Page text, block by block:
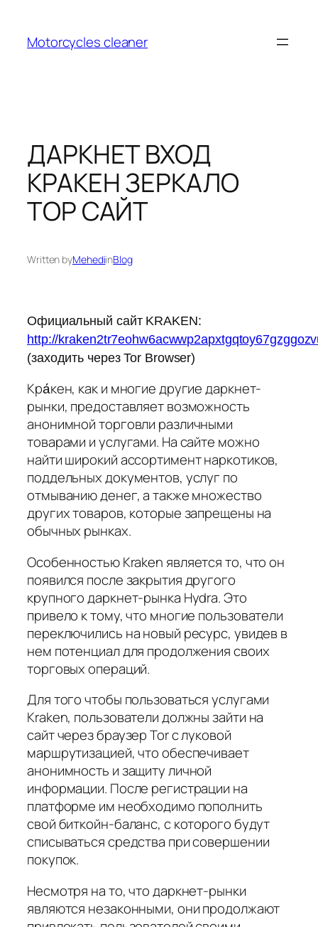
content
Motorcycles cleaner
ДАРКНЕТ ВХОД
КРАКЕН ЗЕРКАЛО
ТОР САЙТ
Written byMehediinBlog
Официальный сайт KRAKEN:
http://
(заходить через Tor Browser)
Кра́кен, как и многие другие даркнет-
рынки, предоставляет возможность
анонимной торговли различными
товарами и услугами. На сайте можно
найти широкий ассортимент наркотиков,
поддельных документов, услуг по
отмыванию денег, а также множество
других товаров, которые запрещены на
обычных рынках.
Особенностью Kraken является то, что он
появился после закрытия другого
крупного даркнет-рынка Hydra. Это
привело к тому, что многие пользователи
переключились на новый ресурс, увидев в
нем потенциал для продолжения своих
торговых операций.
Для того чтобы пользоваться услугами
Kraken, пользователи должны зайти на
сайт через браузер Tor с луковой
маршрутизацией, что обеспечивает
анонимность и защиту личной
информации. После регистрации на
платформе им необходимо пополнить
свой биткойн-баланс, с которого будут
списываться средства при совершении
покупок.
Несмотря на то, что даркнет-рынки
являются незаконными, они продолжают